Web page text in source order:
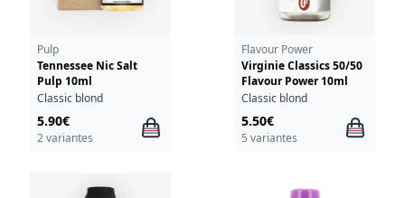
Pulp
Tennessee Nic Salt
Pulp 10ml
Classic blond
5.90€
2 variantes
Flavour Power
Virginie Classics 50/50
Flavour Power 10ml
Classic blond
5.50€
5 variantes